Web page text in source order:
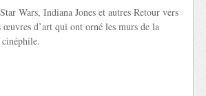
Wars, Indiana Jones et autres Retour vers
d’art qui ont orné les murs de la